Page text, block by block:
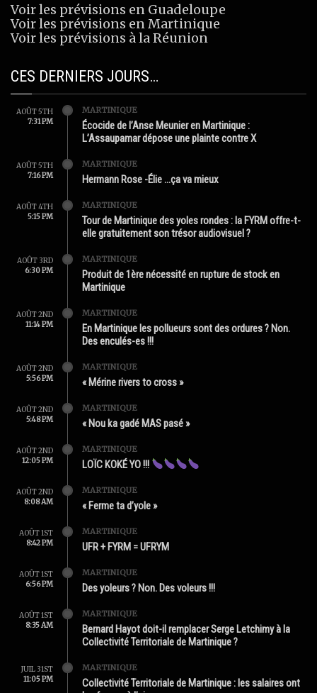
Voir les prévisions en Guadeloupe
Voir les prévisions en Martinique
Voir les prévisions à la Réunion
CES DERNIERS JOURS…
AOÛT 5TH
7:31 PM
MARTINIQUE
Écocide de l’Anse Meunier en Martinique :
L’Assaupamar dépose une plainte contre X
AOÛT 5TH
7:16 PM
MARTINIQUE
Hermann Rose -Élie …ça va mieux
AOÛT 4TH
5:15 PM
MARTINIQUE
Tour de Martinique des yoles rondes : la FYRM offre-t-
elle gratuitement son trésor audiovisuel ?
AOÛT 3RD
6:30 PM
MARTINIQUE
Produit de 1ère nécessité en rupture de stock en
Martinique
AOÛT 2ND
11:14 PM
MARTINIQUE
En Martinique les pollueurs sont des ordures ? Non.
Des enculés-es !!!
AOÛT 2ND
5:56 PM
MARTINIQUE
« Mérine rivers to cross »
AOÛT 2ND
5:48 PM
MARTINIQUE
« Nou ka gadé MAS pasé »
AOÛT 2ND
12:05 PM
MARTINIQUE
LOÏC KOKÉ YO !!!
AOÛT 2ND
8:08 AM
MARTINIQUE
« Ferme ta d’yole »
AOÛT 1ST
8:42 PM
MARTINIQUE
UFR + FYRM = UFRYM
AOÛT 1ST
6:56 PM
MARTINIQUE
Des yoleurs ? Non. Des voleurs !!!
AOÛT 1ST
8:35 AM
MARTINIQUE
Bernard Hayot doit-il remplacer Serge Letchimy à la
Collectivité Territoriale de Martinique ?
JUIL 31ST
11:05 PM
MARTINIQUE
Collectivité Territoriale de Martinique : les salaires ont